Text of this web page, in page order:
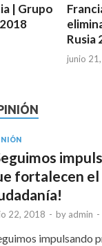
| Grupo
Rusia
junio
fortalecen
22, 2018 - by admin -
impulsando